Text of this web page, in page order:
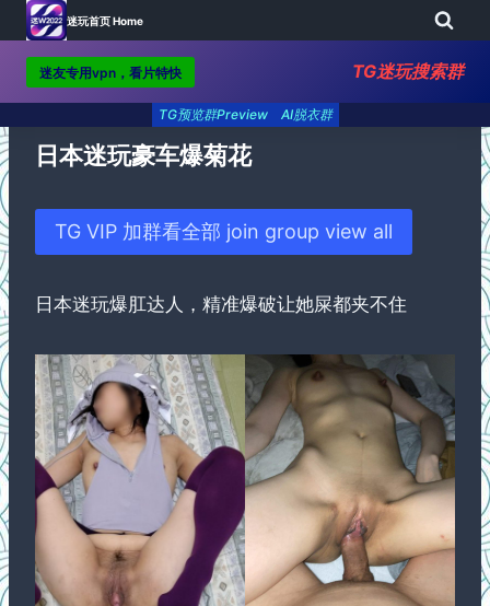
Skip
content
迷玩首页 Home
迷友专用vpn，看片特快 TG迷玩搜索群
TG预览群Preview AI脱衣群
日本迷玩豪车爆菊花
TG VIP 加群看全部 join group view all
日本迷玩爆肛达人，精准爆破让她屎都夹不住